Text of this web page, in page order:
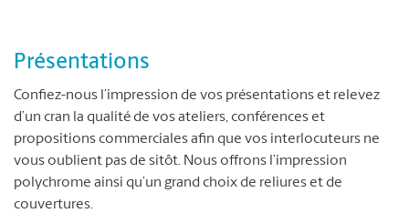
Présentations
Confiez-nous l’impression de vos présentations et relevez
d’un cran la qualité de vos ateliers, conférences et
propositions commerciales afin que vos interlocuteurs ne
vous oublient pas de sitôt. Nous offrons l’impression
polychrome ainsi qu’un grand choix de reliures et de
couvertures.